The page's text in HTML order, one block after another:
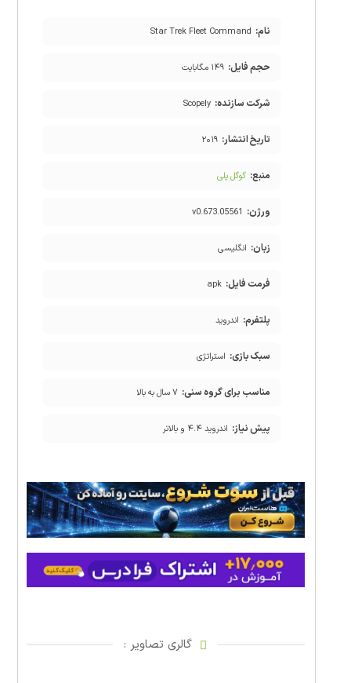
نام: Star Trek Fleet Command
حجم فایل: ۱۴۹ مگابایت
شرکت سازنده: Scopely
تاریخ انتشار: ۲۰۱۹
منبع: گوگل پلی
ورژن: v0.673.05561
زبان: انگلیسی
فرمت فایل: apk
پلتفرم: اندروید
سبک بازی: استراتژی
مناسب برای گروه سنی: ۷ سال به بالا
پیش نیاز: اندروید ۴.۴ و بالاتر
گالری تصاویر :